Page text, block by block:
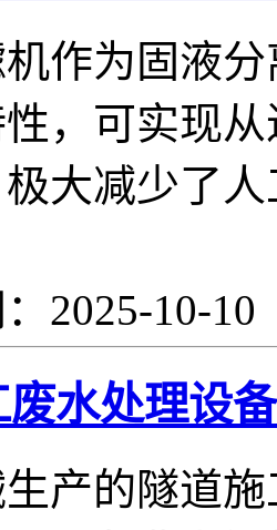
作为固液
，可实现
大减少了
：2025-10-
废水处理设
产的隧道